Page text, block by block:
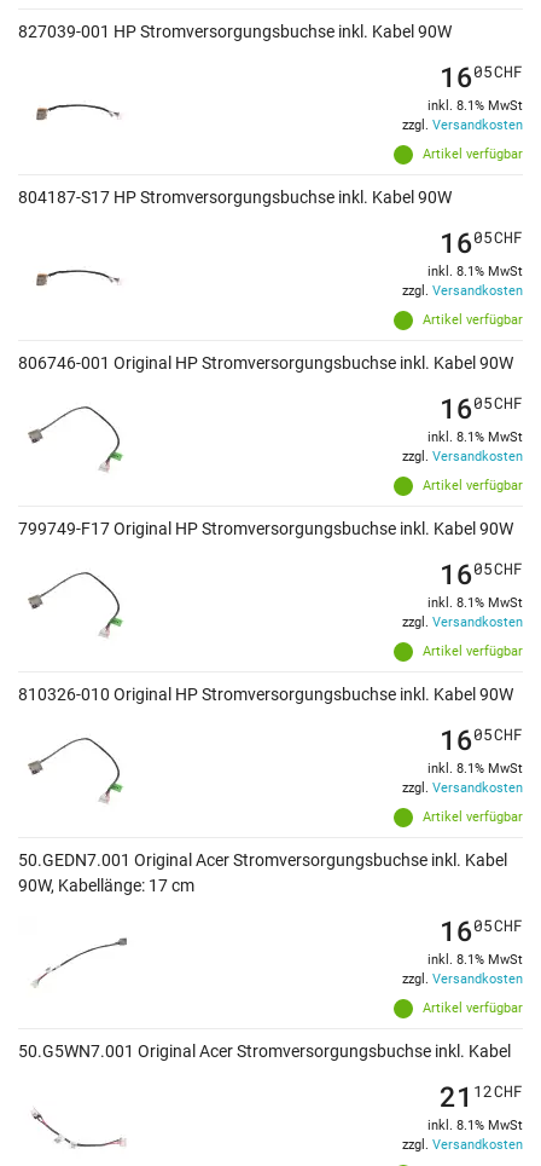
827039-001 HP Stromversorgungsbuchse inkl. Kabel 90W
Artikel verfügbar
1605CHF
inkl. 8.1% MwSt
zzgl. Versandkosten
804187-S17 HP Stromversorgungsbuchse inkl. Kabel 90W
Artikel verfügbar
1605CHF
inkl. 8.1% MwSt
zzgl. Versandkosten
806746-001 Original HP Stromversorgungsbuchse inkl. Kabel 90W
Artikel verfügbar
1605CHF
inkl. 8.1% MwSt
zzgl. Versandkosten
799749-F17 Original HP Stromversorgungsbuchse inkl. Kabel 90W
Artikel verfügbar
1605CHF
inkl. 8.1% MwSt
zzgl. Versandkosten
810326-010 Original HP Stromversorgungsbuchse inkl. Kabel 90W
Artikel verfügbar
1605CHF
inkl. 8.1% MwSt
zzgl. Versandkosten
50.GEDN7.001 Original Acer Stromversorgungsbuchse inkl. Kabel
90W, Kabellänge: 17 cm
Artikel verfügbar
1605CHF
inkl. 8.1% MwSt
zzgl. Versandkosten
50.G5WN7.001 Original Acer Stromversorgungsbuchse inkl. Kabel
21 12CHF
inkl. 8.1% MwSt
zzgl. Versandkosten